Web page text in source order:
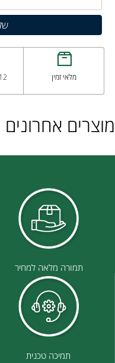
מלאי זמין 12 חודשי אחריות
מוצרים
תמורה מלאה למחיר
תמיכה טכנית